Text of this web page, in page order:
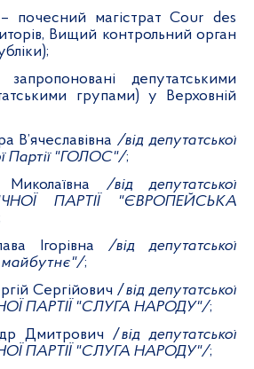
почесний магістрат Cour des
Вищий контрольний орган
запропоновані депутатськими
групами) у Верховній
В’ячеславівна /від депутатської
Партії "ГОЛОС"/;
/від депутатської
ПАРТІЇ "ЄВРОПЕЙСЬКА
Ігорівна /від депутатської
майбутнє"/;
Сергійович /від депутатської
ПАРТІЇ "СЛУГА НАРОДУ"/;
Дмитрович /від депутатської
ПАРТІЇ "СЛУГА НАРОДУ"/;